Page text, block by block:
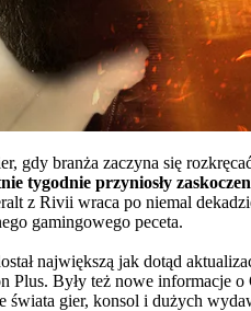
gdy branża zaczyna się
tygodnie przyniosły
z Rivii wraca po niemal
gamingowego peceta.
największą jak dotąd
Plus. Były też nowe
świata gier, konsol i dużych